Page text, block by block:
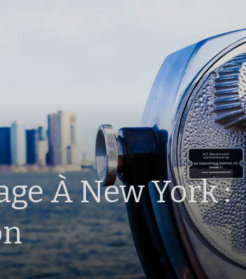
À New York :